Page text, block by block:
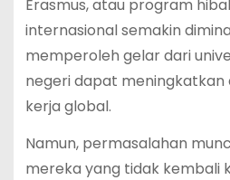
Erasmus, atau program
internasional semakin
memperoleh gelar dari
negeri dapat meningkatkan
kerja global.
Namun, permasalahan
mereka yang tidak kembali